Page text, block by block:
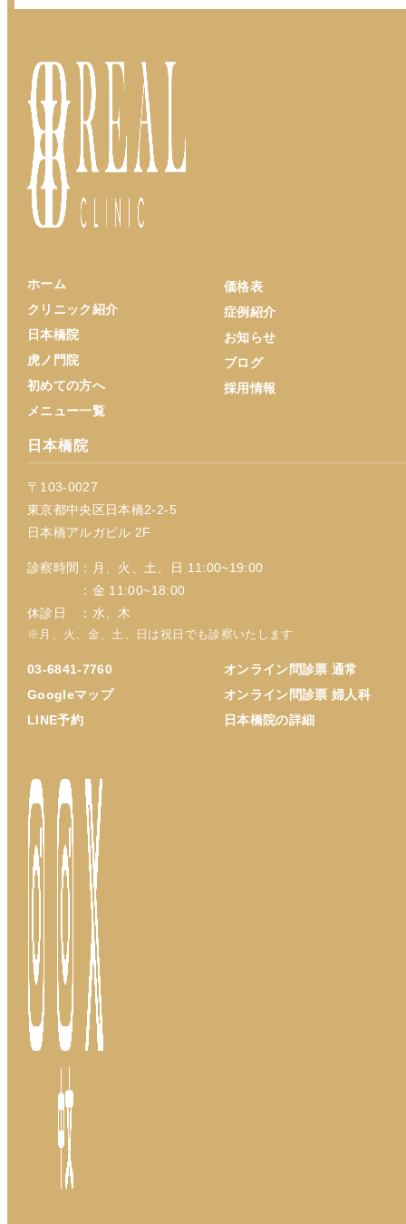
ホーム
クリニック紹介
日本橋院
虎ノ門院
初めての方へ
メニュー一覧
価格表
症例紹介
お知らせ
ブログ
採用情報
日本橋院
〒103-0027
東京都中央区日本橋2-2-5
日本橋アルガビル 2F
診察時間：月、火、土、日 11:00~19:00
：金 11:00~18:00
休診日 ：水、木
※月、火、金、土、日は祝日でも診察いたします
03-6841-7760
Googleマップ
LINE予約
オンライン問診票 通常
オンライン問診票 婦人科
日本橋院の詳細